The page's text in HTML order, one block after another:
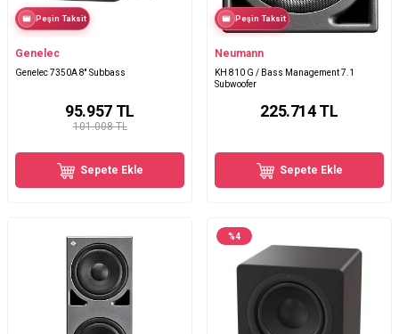
Peşin Taksit
Genelec
Genelec 7350A 8'' Subbass
101.008 TL
95.957TL
Sepete Ekle
Peşin Taksit
Neumann
KH 810 G / Bass Management 7.1
Subwoofer
225.714TL
Sepete Ekle
%4